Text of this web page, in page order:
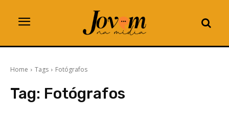
Home Tags Fotógrafos
Tag: Fotógrafos